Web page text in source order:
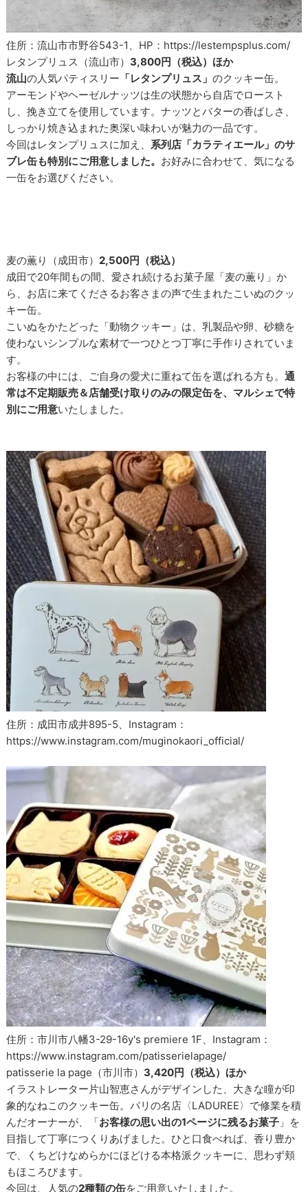
住所：流山市市野谷543-1、HP：https://lestempsplus.com/
レタンプリュス（流山市） 3,800円（税込）ほか
流山の人気パティスリー 「レタンプリュス」のクッキー缶。
アーモンドやヘーゼルナッツは生の状態から自店でロースト
し、挽き立てを使用しています。ナッツとバターの香ばしさ、
しっかり焼き込まれた奥深い味わいが魅力の一品です。
今回はレタンプリュスに加え、系列店「カラティエール」のサ
ブレ缶も特別にご用意しました。 お好みに合わせて、気になる
一缶をお選びください。
麦の薫り（成田市）2,500円（税込）
成田で20年間もの間、愛され続けるお菓子屋「麦の薫り」か
ら、お店に来てくださるお客さまの声で生まれたこいぬのクッ
キー缶。
こいぬをかたどった「動物クッキー」は、乳製品や卵、砂糖を
使わないシンプルな素材で一つひとつ丁寧に手作りされていま
す。
お客様の中には、ご自身の愛犬に重ねて缶を選ばれる方も。通
常は不定期販売＆店舗受け取りのみの限定缶を、マルシェで特
別にご用意いたしました。
住所：成田市成井895-5、Instagram：
https://www.instagram.com/muginokaori_official/
住所：市川市八幡3-29-16y's premiere 1F、Instagram：
https://www.instagram.com/patisserielapage/
patisserie la page（市川市） 3,420円（税込）ほか
イラストレーター片山智恵さんがデザインした、大きな瞳が印
象的なねこのクッキー缶。パリの名店〈LADUREE〉で修業を積
んだオーナーが、「お客様の思い出の1ページに残るお菓子 」を
目指して丁寧につくりあげました。ひと口食べれば、香り豊か
で、くちどけなめらかにほどける本格派クッキーに、思わず頬
もほころびます。
今回は、人気の2種類の缶をご用意いたしました。